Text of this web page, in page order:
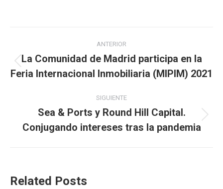
Navegación
entre
publicaciones
ANTERIOR
Publicación
anterior:
La Comunidad de Madrid participa en la
Feria Internacional Inmobiliaria (MIPIM) 2021
SIGUIENTE
siguiente:
Sea & Ports y Round Hill Capital.
Conjugando intereses tras la pandemia
Related Posts